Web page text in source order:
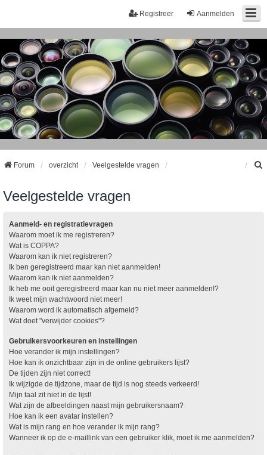
Aanmelden
Registreer
Forum overzicht Veelgestelde vragen
Veelgestelde vragen
Aanmeld- en registratievragen
Waarom moet ik me registreren?
Wat is COPPA?
Waarom kan ik niet registreren?
Ik ben geregistreerd maar kan niet aanmelden!
Waarom kan ik niet aanmelden?
Ik heb me ooit geregistreerd maar kan nu niet meer aanmelden!?
Ik weet mijn wachtwoord niet meer!
Waarom word ik automatisch afgemeld?
Wat doet "verwijder cookies"?
Gebruikersvoorkeuren en instellingen
Hoe verander ik mijn instellingen?
Hoe kan ik onzichtbaar zijn in de online gebruikers lijst?
De tijden zijn niet correct!
Ik wijzigde de tijdzone, maar de tijd is nog steeds verkeerd!
Mijn taal zit niet in de lijst!
Wat zijn de afbeeldingen naast mijn gebruikersnaam?
Hoe kan ik een avatar instellen?
Wat is mijn rang en hoe verander ik mijn rang?
Wanneer ik op de e-maillink van een gebruiker klik, moet ik me aanmelden?